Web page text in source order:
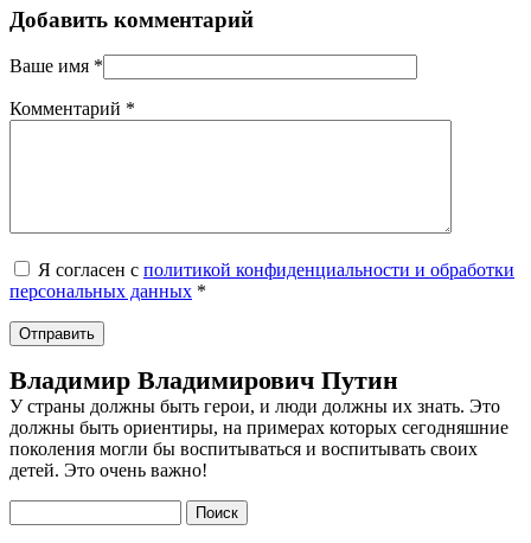
Добавить комментарий
Ваше имя *
Комментарий *
Я согласен с политикой конфиденциальности и обработки
персональных данных *
Владимир Владимирович Путин
У страны должны быть герои, и люди должны их знать. Это
должны быть ориентиры, на примерах которых сегодняшние
поколения могли бы воспитываться и воспитывать своих
детей. Это очень важно!
Поиск